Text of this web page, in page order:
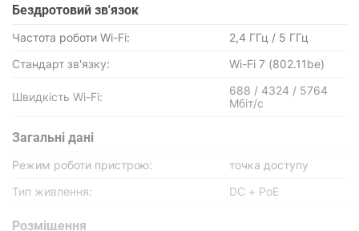
Бездротовий зв'язок
Частота роботи Wi-Fi:
2,4 ГГц / 5 ГГц
Стандарт зв'язку:
Wi-Fi 7 (802.11be)
Швидкість Wi-Fi:
688 / 4324 / 5764
Мбіт/с
Загальні дані
Режим роботи пристрою:
точка доступу
Тип живлення:
DC + PoE
Розміщення